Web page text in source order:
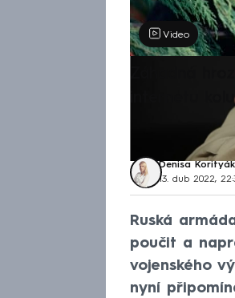
Video
Záhadná
internetu
Denisa
13. dub 2022,
Ruská
poučit a
vojenského
nyní